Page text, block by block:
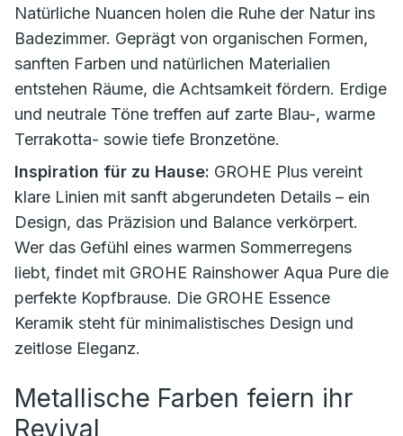
Natürliche Nuancen holen die Ruhe der Natur ins
Badezimmer. Geprägt von organischen Formen,
sanften Farben und natürlichen Materialien
entstehen Räume, die Achtsamkeit fördern. Erdige
und neutrale Töne treffen auf zarte Blau-, warme
Terrakotta- sowie tiefe Bronzetöne.
Inspiration für zu Hause: GROHE Plus vereint
klare Linien mit sanft abgerundeten Details – ein
Design, das Präzision und Balance verkörpert.
Wer das Gefühl eines warmen Sommerregens
liebt, findet mit GROHE Rainshower Aqua Pure die
perfekte Kopfbrause. Die GROHE Essence
Keramik steht für minimalistisches Design und
zeitlose Eleganz.
Metallische Farben feiern ihr
Revival